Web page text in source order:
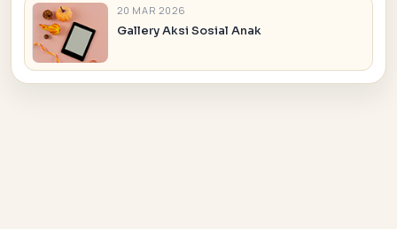
20 MAR 2026
Gallery Aksi Sosial Anak